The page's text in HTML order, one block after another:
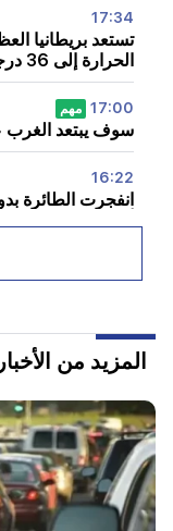
17:34
تستعد بريطانيا
الحرارة إلى 36 درجة مئوية
17:00 مهم
سوف يبتعد الغرب
16:22
انفجرت الطائرة
15:47
بدأت تركيا بتقييد
14:10
فون دير لاين: يجب
أن يضربا بشكل
13:28
وتم تعزيز دفاعات
المزيد من الأخبار